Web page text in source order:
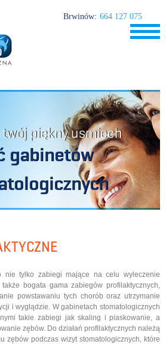
Brwinów: 664 127 075
twój piękny usmiech
gabinetów
nie tylko zabiegi mające na celu wyleczenie
bogata gama zabiegów profilaktycznych,
powstawaniu tych chorób oraz utrzymanie
i wyglądzie. W gabinetach stomatologicznych
takie zabiegi jak skaling i piaskowanie, a
zębów. Do działań profilaktycznych należą
zębów podczas wizyt stomatologicznych, które